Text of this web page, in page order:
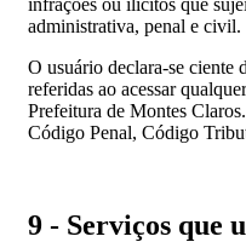
infrações ou ilícitos que
administrativa, penal e civil.
O usuário declara-se ciente
referidas ao acessar
Prefeitura de Montes
Código Penal, Código
9 - Serviços que